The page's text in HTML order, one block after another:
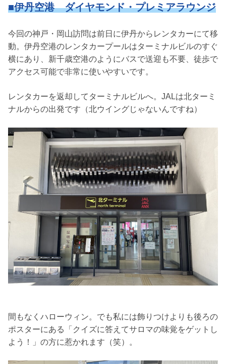
■伊丹空港 ダイヤモンド・プレミアラウンジ
今回の神戸・岡山訪問は前日に伊丹からレンタカーにて移
動。伊丹空港のレンタカープールはターミナルビルのすぐ
横にあり、新千歳空港のようにバスで送迎も不要、徒歩で
アクセス可能で非常に使いやすいです。
レンタカーを返却してターミナルビルへ。JALは北ターミ
ナルからの出発です（北ウイングじゃないんですね）
間もなくハローウィン。でも私には飾りつけよりも後ろの
ポスターにある「クイズに答えてサロマの味覚をゲットし
よう！」の方に惹かれます（笑）。